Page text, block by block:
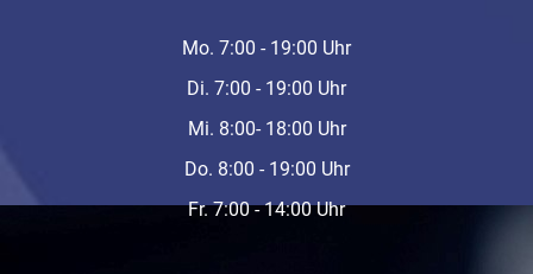
Mo. 7:00 - 19:00 Uhr
Di. 7:00 - 19:00 Uhr
Mi. 8:00- 18:00 Uhr
Do. 8:00 - 19:00 Uhr
Fr. 7:00 - 14:00 Uhr